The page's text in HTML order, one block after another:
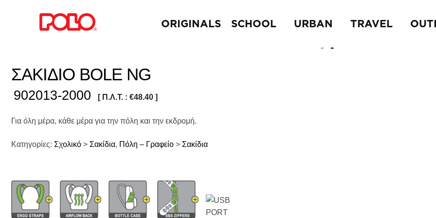
ORIGINALS SCHOOL URBAN TRAVEL
ΣΑΚΙΔΙΟ BOLE NG
902013-2000 [ Π.Λ.Τ. :€48.40 ]
Για όλη μέρα, κάθε μέρα για την πόλη και την εκδρομή.
Κατηγορίες: Σχολικό > Σακίδια, Πόλη – Γραφείο > Σακίδια